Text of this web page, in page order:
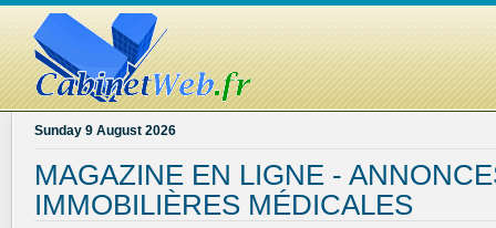
Sunday 9 August 2026
MAGAZINE EN LIGNE -
IMMOBILIÈRES MÉDICALES